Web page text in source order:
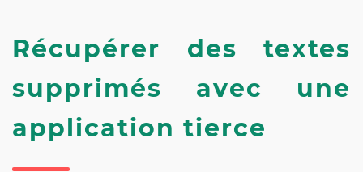
Récupérer des textes
supprimés avec une
application tierce